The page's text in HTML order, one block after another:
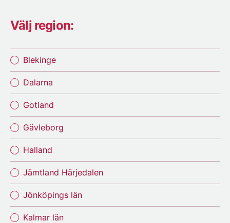
Välj region:
Blekinge
Dalarna
Gotland
Gävleborg
Halland
Jämtland Härjedalen
Jönköpings län
Kalmar län